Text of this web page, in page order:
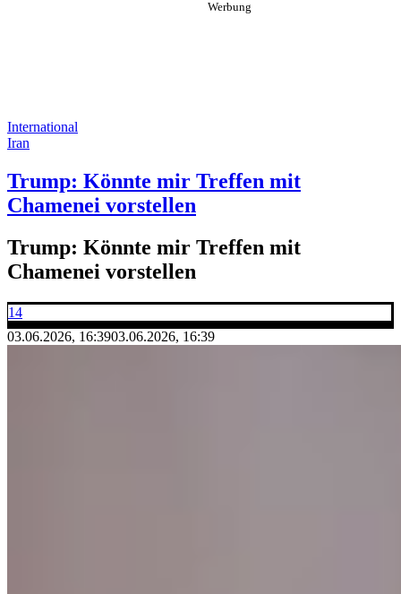
International
Iran
Trump: Könnte mir Treffen mit
Chamenei vorstellen
Trump: Könnte mir Treffen mit
Chamenei vorstellen
14
03.06.2026, 16:3903.06.2026, 16:39